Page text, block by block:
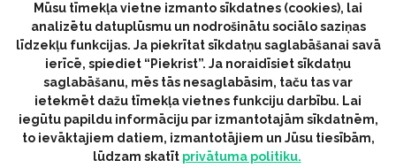
SŪTĪT
© 2026 parmuziku.lv, visas tiesības paturētas
ParMuziku.lv Mūzikas Ziņas Industrijas Ziņas
Mūsu tīmekļa vietne izmanto sīkdatnes (cookies), lai
analizētu datuplūsmu un nodrošinātu sociālo saziņas
līdzekļu funkcijas. Ja piekrītat sīkdatņu saglabāšanai savā
ierīcē, spiediet “Piekrist”. Ja noraidīsiet sīkdatņu
saglabāšanu, mēs tās nesaglabāsim, taču tas var
ietekmēt dažu tīmekļa vietnes funkciju darbību. Lai
iegūtu papildu informāciju par izmantotajām sīkdatnēm,
to ievāktajiem datiem, izmantotājiem un Jūsu tiesībām,
lūdzam skatīt privātuma politiku.